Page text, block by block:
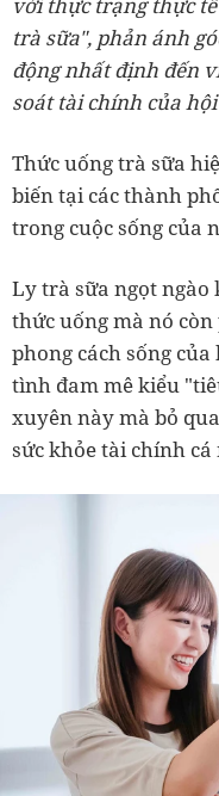
trà sữa", phản ánh
động nhất định đến
soát tài chính của
Thức uống trà sữa
biến tại các thành
trong cuộc sống của
Ly trà sữa ngọt
thức uống mà nó
phong cách sống
tình đam mê kiểu
xuyên này mà bỏ
sức khỏe tài chính cá